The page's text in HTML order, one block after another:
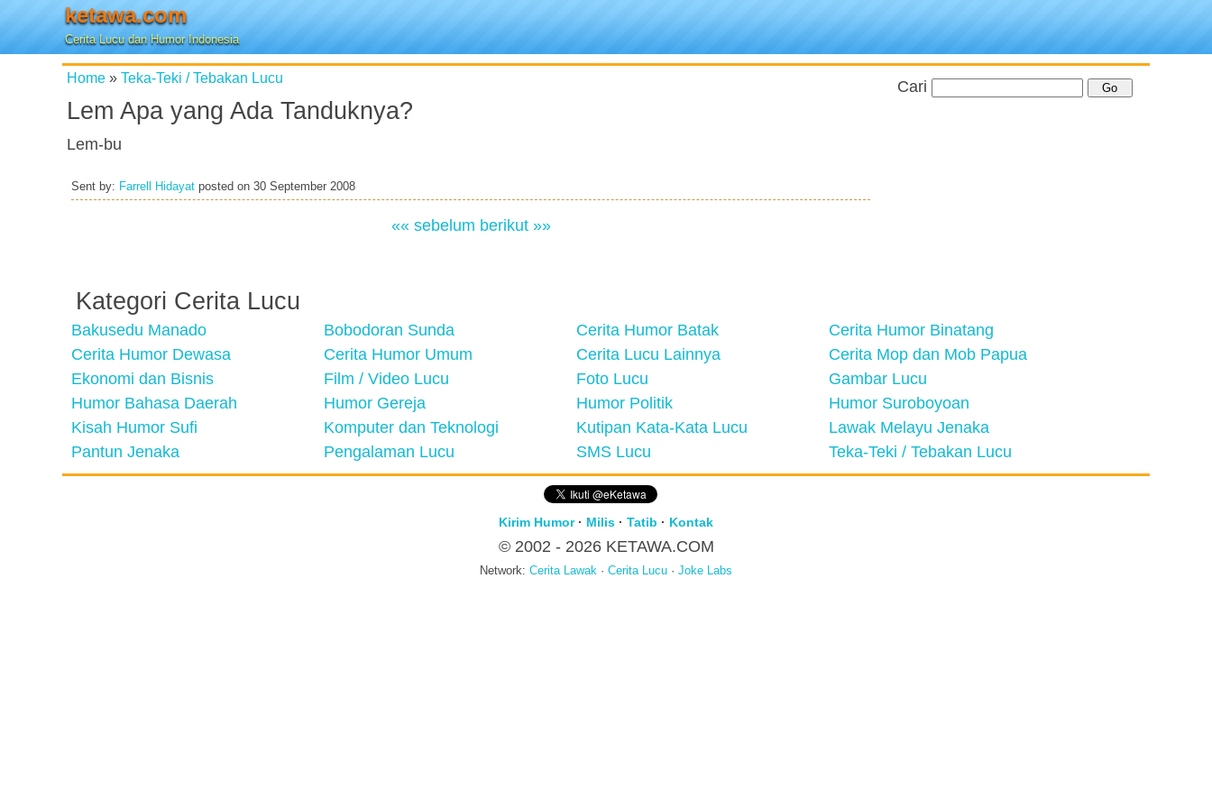
ketawa.com
Cerita Lucu dan Humor Indonesia
Home » Teka-Teki / Tebakan Lucu
Lem Apa yang Ada Tanduknya?
Lem-bu
Sent by: Farrell Hidayat posted on 30 September 2008
«« sebelum berikut »»
Cari
Kategori Cerita Lucu
Bakusedu Manado Bobodoran Sunda Cerita Humor Batak
Cerita Humor Binatang
Cerita Humor Dewasa
Cerita Humor Umum Cerita Lucu Lainnya
Cerita Mop dan Mob Papua
Ekonomi dan Bisnis
Film / Video Lucu Foto Lucu
Gambar Lucu
Humor Bahasa Daerah
Humor Gereja Humor Politik
Humor Suroboyoan
Kisah Humor Sufi
Komputer dan Teknologi Kutipan Kata-Kata Lucu
Lawak Melayu Jenaka
Pantun Jenaka
Pengalaman Lucu SMS Lucu Teka-Teki / Tebakan Lucu
Kirim Humor· Milis · Tatib · Kontak
© 2002 - 2026 KETAWA.COM
Network: Cerita Lawak · Cerita Lucu · Joke Labs